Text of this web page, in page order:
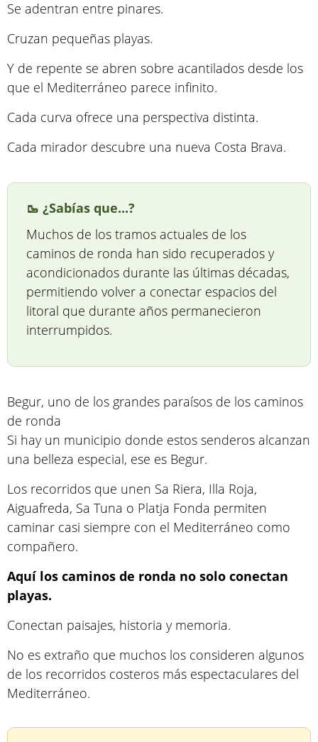
Se adentran entre pinares.
Cruzan pequeñas playas.
Y de repente se abren sobre acantilados desde los
que el Mediterráneo parece infinito.
Cada curva ofrece una perspectiva distinta.
Cada mirador descubre una nueva Costa Brava.
🥾 ¿Sabías que...?
Muchos de los tramos actuales de los
caminos de ronda han sido recuperados y
acondicionados durante las últimas décadas,
permitiendo volver a conectar espacios del
litoral que durante años permanecieron
interrumpidos.
Begur, uno de los grandes paraísos de los caminos
de ronda
Si hay un municipio donde estos senderos alcanzan
una belleza especial, ese es Begur.
Los recorridos que unen Sa Riera, Illa Roja,
Aiguafreda, Sa Tuna o Platja Fonda permiten
caminar casi siempre con el Mediterráneo como
compañero.
Aquí los caminos de ronda no solo conectan
playas.
Conectan paisajes, historia y memoria.
No es extraño que muchos los consideren algunos
de los recorridos costeros más espectaculares del
Mediterráneo.